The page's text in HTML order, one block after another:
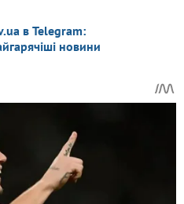
в Telegram:
новини